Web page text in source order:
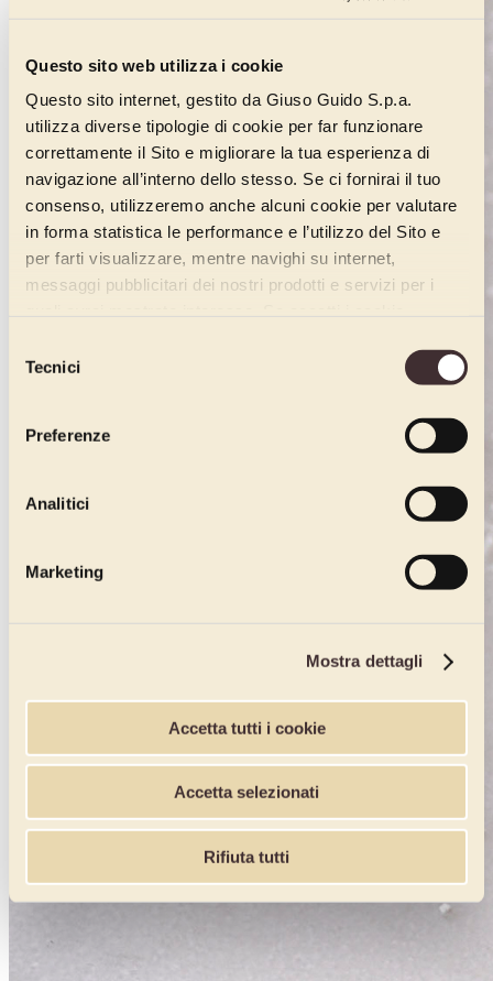
Questo sito web utilizza i cookie
Questo sito internet, gestito da Giuso Guido S.p.a.
utilizza diverse tipologie di cookie per far funzionare
correttamente il Sito e migliorare la tua esperienza di
navigazione all’interno dello stesso. Se ci fornirai il tuo
consenso, utilizzeremo anche alcuni cookie per valutare
in forma statistica le performance e l’utilizzo del Sito e
per farti visualizzare, mentre navighi su internet,
messaggi pubblicitari dei nostri prodotti e servizi per i
delTecnici
Preferenze
Analitici
Marketing
Mostra dettagli
Accetta tutti i cookie
Accetta selezionati
Rifiuta tutti